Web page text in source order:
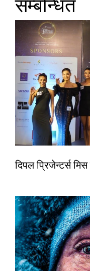
सम्बन्धित
दिपल प्रिजेन्टर्स